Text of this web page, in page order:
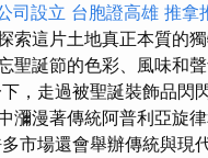
司設立 台胞證高雄 推拿
索這片土地真正本質的
聖誕節的色彩、風味和聲
，走過被聖誕裝飾品閃
瀰漫著傳統阿普利亞旋
市場還會舉辦傳統與現